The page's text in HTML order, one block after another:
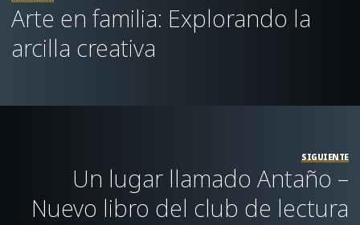
Arte en familia: Explorando la
arcilla creativa
SIGUIENTE
Un lugar llamado Antaño –
Nuevo libro del club de lectura